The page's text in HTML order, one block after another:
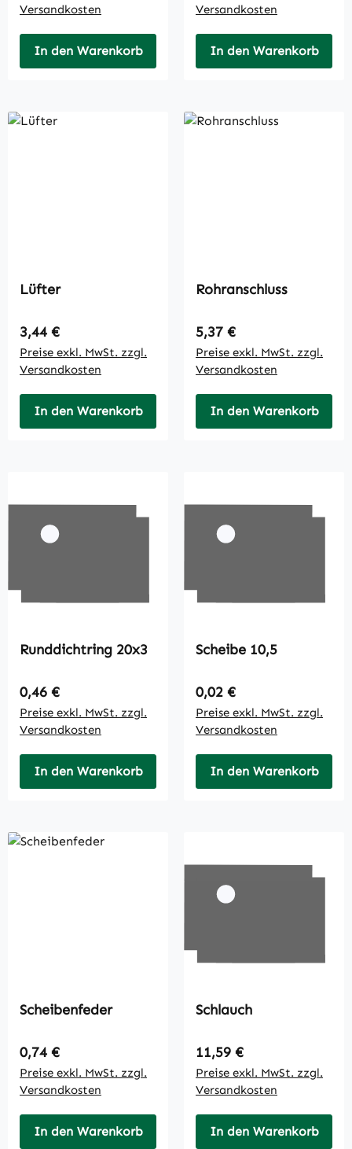
Versandkosten
In den Warenkorb
Versandkosten
In den Warenkorb
Lüfter
Regulärer Preis:
3,44 €
Preise exkl. MwSt. zzgl.
Versandkosten
In den Warenkorb
Rohranschluss
Regulärer Preis:
5,37 €
Preise exkl. MwSt. zzgl.
Versandkosten
In den Warenkorb
Runddichtring 20x3
Regulärer Preis:
0,46 €
Preise exkl. MwSt. zzgl.
Versandkosten
In den Warenkorb
Scheibe 10,5
Regulärer Preis:
0,02 €
Preise exkl. MwSt. zzgl.
Versandkosten
In den Warenkorb
Scheibenfeder
Regulärer Preis:
0,74 €
Preise exkl. MwSt. zzgl.
Versandkosten
In den Warenkorb
Schlauch
Regulärer Preis:
11,59 €
Preise exkl. MwSt. zzgl.
Versandkosten
In den Warenkorb